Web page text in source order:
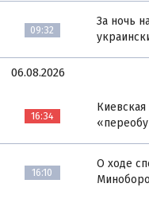
09:32
За ночь
06.08.2026
16:34
Киевская
16:10
О ходе